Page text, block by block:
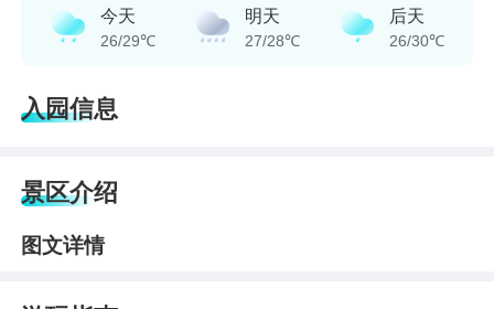
今天
26/29℃
明天
27/28℃
后天
26/30℃
入园信息
景区介绍
图文详情